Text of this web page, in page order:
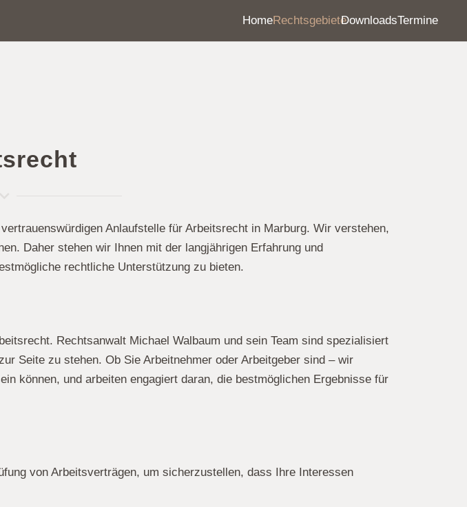
HomeRechtsgebieteDownloadsTermine
Anlaufstelle für Arbeitsrecht in Marburg. Wir verstehen,
Daher stehen wir Ihnen mit der langjährigen Erfahrung und
rechtliche Unterstützung zu bieten.
Rechtsanwalt Michael Walbaum und sein Team sind spezialisiert
Seite zu stehen. Ob Sie Arbeitnehmer oder Arbeitgeber sind – wir
können, und arbeiten engagiert daran, die bestmöglichen Ergebnisse für
von Arbeitsverträgen, um sicherzustellen, dass Ihre Interessen